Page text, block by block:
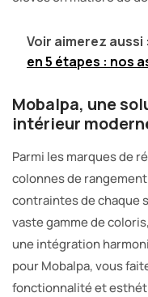
Voir aimerez aussi :
en 5 étapes : nos
Mobalpa, une
intérieur
Parmi les marques de
colonnes de
contraintes de chaque
vaste gamme de
une intégration
pour Mobalpa, vous
fonctionnalité et